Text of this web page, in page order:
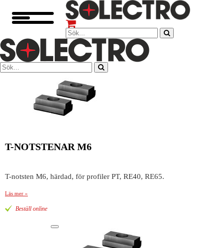
T-NOTSTENAR M6
T-notsten M6, härdad, för profiler PT, RE40, RE65.
Läs mer »
Beställ online